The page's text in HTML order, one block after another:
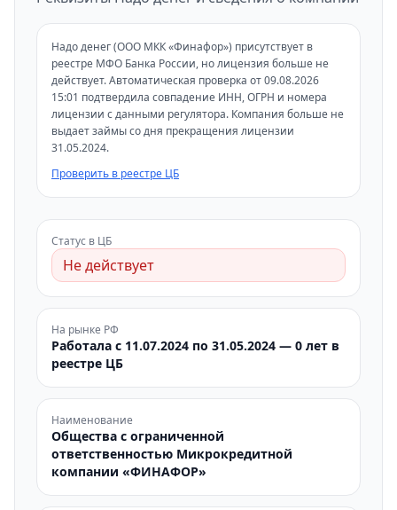
Надо денег (ООО МКК «Финафор») присутствует в
реестре МФО Банка России, но лицензия больше не
действует. Автоматическая проверка от 09.08.2026
15:01 подтвердила совпадение ИНН, ОГРН и номера
лицензии с данными регулятора. Компания больше не
выдает займы со дня прекращения лицензии
31.05.2024.
Проверить в реестре ЦБ
Статус в ЦБ
Не действует
На рынке РФ
Работала с 11.07.2024 по 31.05.2024 — 0 лет в
реестре ЦБ
Наименование
Общества с ограниченной
ответственностью Микрокредитной
компании «ФИНАФОР»